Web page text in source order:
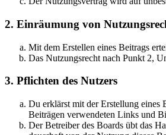
2. Einräumung von
Mit dem Erstellen eines Beitrags
Das Nutzungsrecht nach Punkt 2,
3. Pflichten des Nutzers
Du erklärst mit der Erstellung eines
Beiträgen verwendeten Links und
Der Betreiber des Boards übt das